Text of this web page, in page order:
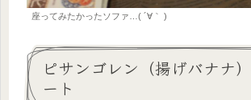
座ってみたかったソファ…( ´∀｀ )
ピサンゴレン（揚げバナナ
ート